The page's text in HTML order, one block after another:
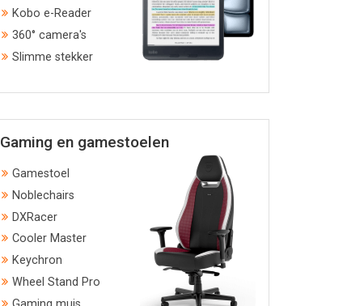
Kobo e-Reader
360° camera's
Slimme stekker
Gaming en gamestoelen
Gamestoel
Noblechairs
DXRacer
Cooler Master
Keychron
Wheel Stand Pro